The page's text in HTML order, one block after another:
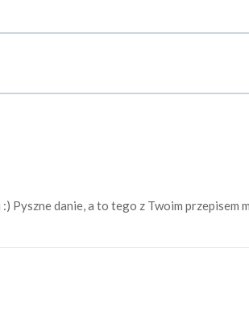
Pyszne danie, a to tego z Twoim